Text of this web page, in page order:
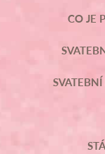
CO JE